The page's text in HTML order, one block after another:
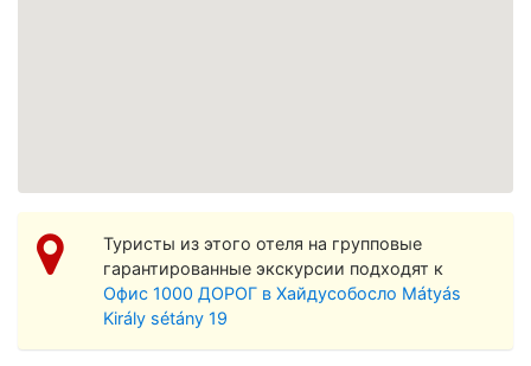
Туристы из этого отеля на групповые
гарантированные экскурсии подходят к
Офис 1000 ДОРОГ в Хайдусобосло Mátyás
Király sétány 19